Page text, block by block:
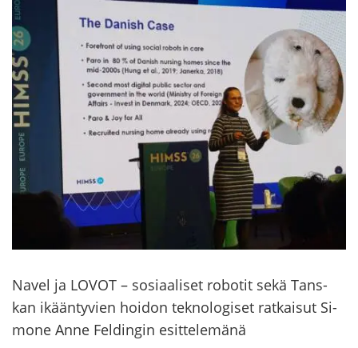
Navel ja LOVOT – so­si­aa­li­set ro­bo­tit sekä Tans­
kan ikään­ty­vien hoi­don tek­no­lo­gi­set rat­kai­sut Si­
mo­ne Anne Fel­din­gin esit­te­le­mä­nä